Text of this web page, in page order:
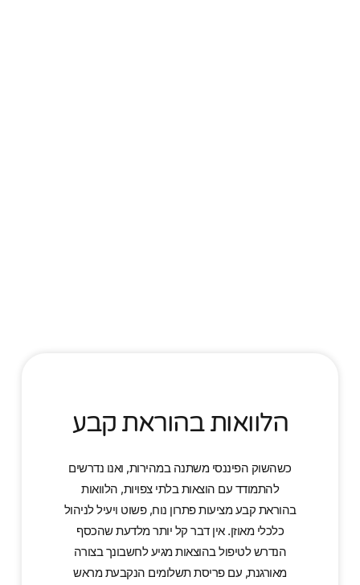
הלוואות בהוראת קבע
כשהשוק הפיננסי משתנה במהירות, ואנו נדרשים
להתמודד עם הוצאות בלתי צפויות, הלוואות
בהוראת קבע מציעות פתרון נוח, פשוט ויעיל לניהול
כלכלי מאוזן. אין דבר קל יותר מלדעת שהכסף
הנדרש לטיפול בהוצאות מגיע לחשבונך בצורה
מאורגנת, עם פריסת תשלומים הנקבעת מראש